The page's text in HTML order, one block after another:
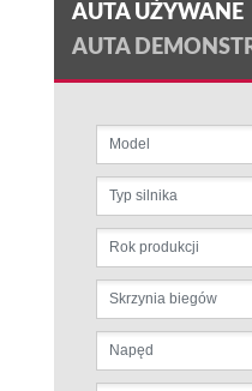
AUTA UŻYWANE
AUTA